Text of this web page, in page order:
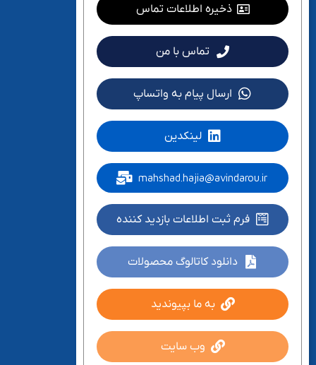
ذخیره اطلاعات تماس
تماس با من
ارسال پیام به واتساپ
لینکدین
mahshad.hajia@avindarou.ir
فرم ثبت اطلاعات بازدید کننده
دانلود کاتالوگ محصولات
به ما بپیوندید
وب سایت